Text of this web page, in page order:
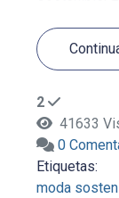
2
41633
0
Etiquetas:
moda